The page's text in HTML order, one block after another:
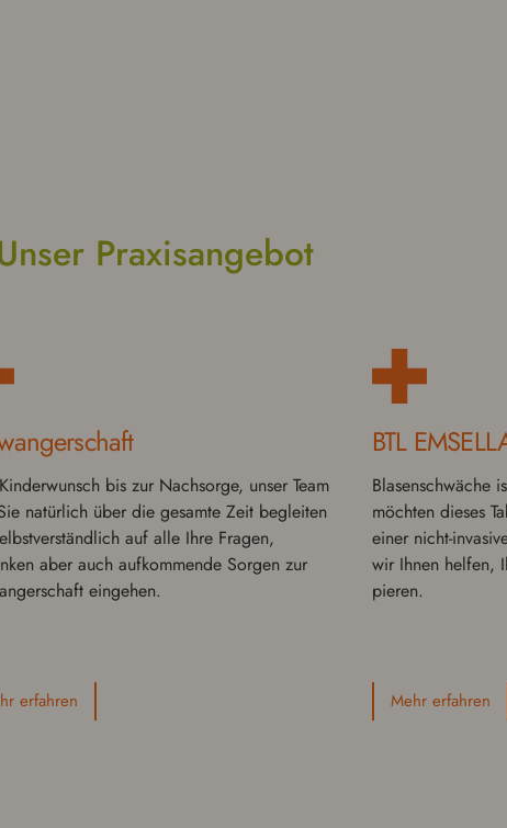
Prax­isange­bot
bis zur Nach­sorge, unser Team
natür­lich über die gesamte Zeit begleit­en
auf alle Ihre Fragen,
aber auch aufk­om­mende Sorgen zur
eingehen.
erfahren
BTL
Blasen­schwäche
möchten dieses
einer nicht-
wir Ihnen helfen,
pieren.
Mehr erfahren